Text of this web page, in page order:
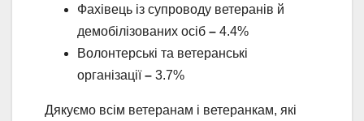
Фахівець із супроводу ветеранів й
демобілізованих осіб – 4.4%
Волонтерські та ветеранські
організації– 3.7%
Дякуємо всім ветеранам і ветеранкам, які